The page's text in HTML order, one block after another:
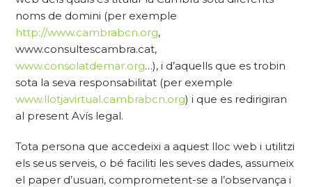
noms de domini (per exemple
http://www.cambrabcn.org,
www.consultescambra.cat,
www.consolatdemar.org…), i d’aquells que es trobin
sota la seva responsabilitat (per exemple
www.llotjavirtual.cambrabcn.org) i que es redirigiran
al present Avís legal.
Tota persona que accedeixi a aquest lloc web i utilitzi
els seus serveis, o bé faciliti les seves dades, assumeix
el paper d’usuari, comprometent-se a l’observança i